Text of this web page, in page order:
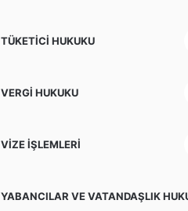
TÜKETİCİ HUKUKU
VERGİ HUKUKU
VİZE İŞLEMLERİ
YABANCILAR VE VATANDAŞLIK